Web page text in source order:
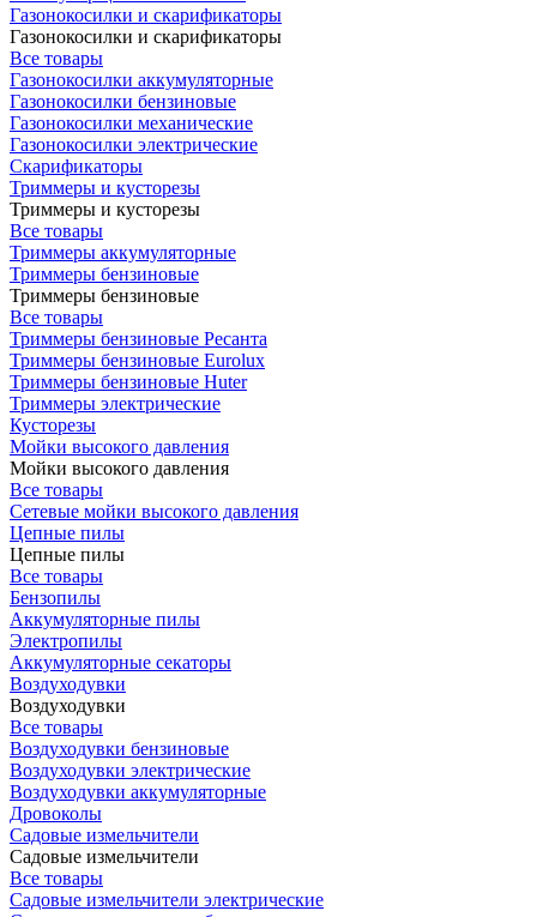
Газонокосилки и скарификаторы
Газонокосилки и скарификаторы
Все товары
Газонокосилки аккумуляторные
Газонокосилки бензиновые
Газонокосилки механические
Газонокосилки электрические
Скарификаторы
Триммеры и кусторезы
Триммеры и кусторезы
Все товары
Триммеры аккумуляторные
Триммеры бензиновые
Триммеры бензиновые
Все товары
Триммеры бензиновые Ресанта
Триммеры бензиновые Eurolux
Триммеры бензиновые Huter
Триммеры электрические
Кусторезы
Мойки высокого давления
Мойки высокого давления
Все товары
Сетевые мойки высокого давления
Цепные пилы
Цепные пилы
Все товары
Бензопилы
Аккумуляторные пилы
Электропилы
Аккумуляторные секаторы
Воздуходувки
Воздуходувки
Все товары
Воздуходувки бензиновые
Воздуходувки электрические
Воздуходувки аккумуляторные
Дровоколы
Садовые измельчители
Садовые измельчители
Все товары
Садовые измельчители электрические